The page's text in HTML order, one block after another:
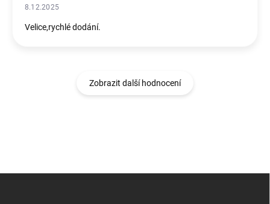
8.12.2025
Velice,rychlé dodání.
Zobrazit další hodnocení